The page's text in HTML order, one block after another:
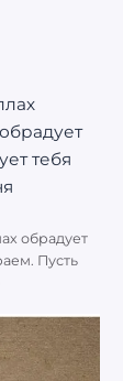
обрадует
Пусть